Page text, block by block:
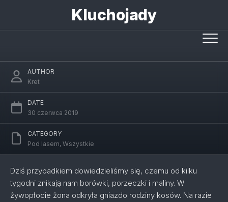
Kluchojady
AUTHOR
Kret
DATE
30 czerwca 2019
CATEGORY
Pod lasem, Wszystkie
Dziś przypadkiem dowiedzieliśmy się, czemu od kilku
tygodni znikają nam borówki, porzeczki i maliny. W
żywopłocie żona odkryła gniazdo rodziny kosów. Na razie